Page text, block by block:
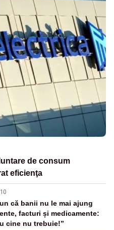
de consum
eficienţa
că banii nu le mai ajung
facturi și medicamente:
cine nu trebuie!”